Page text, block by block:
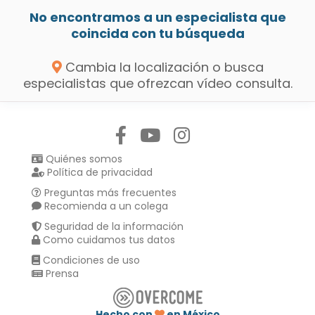
No encontramos a un especialista que
coincida con tu búsqueda
Cambia la localización o busca
especialistas que ofrezcan vídeo consulta.
Quiénes somos
Política de privacidad
Preguntas más frecuentes
Recomienda a un colega
Seguridad de la información
Como cuidamos tus datos
Condiciones de uso
Prensa